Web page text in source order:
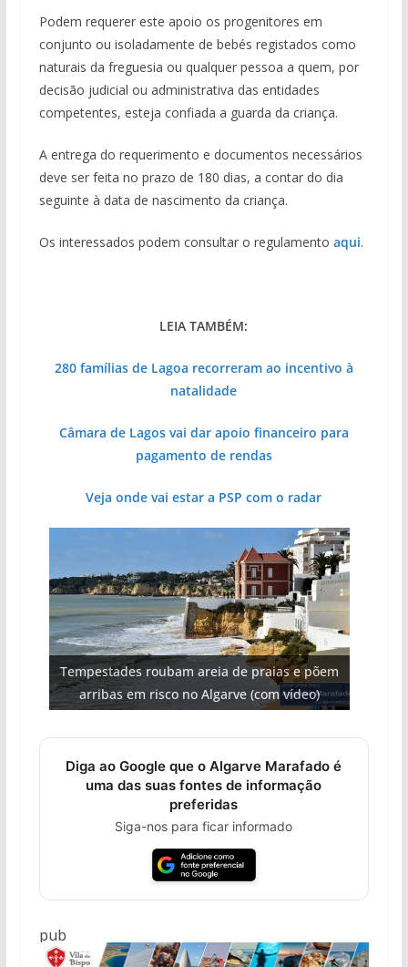
Podem requerer este apoio os progenitores em
conjunto ou isoladamente de bebés registados como
naturais da freguesia ou qualquer pessoa a quem, por
decisão judicial ou administrativa das entidades
competentes, esteja confiada a guarda da criança.
A entrega do requerimento e documentos necessários
deve ser feita no prazo de 180 dias, a contar do dia
seguinte à data de nascimento da criança.
Os interessados podem consultar o regulamento aqui.
LEIA TAMBÉM:
280 famílias de Lagoa recorreram ao incentivo à
natalidade
Câmara de Lagos vai dar apoio financeiro para
pagamento de rendas
Veja onde vai estar a PSP com o radar
Tempestades roubam areia de praias e põem
arribas em risco no Algarve (com vídeo)
Milagre da água. Fontes emblemáticas do
Algarve voltam a ter vida (com vídeo)
Projeto milionário: investimento de 108
milhões de euros na construção de dois
hotéis (com vídeo)
Foto do dia: uma cidade algarvia que cresceu
entre redes e fábricas
Tapas do mar a 3 euros cada. Nova rota
gastronómica nasce no Algarve
Diga ao Google que o Algarve Marafado é
uma das suas fontes de informação
preferidas
Siga-nos para ficar informado
pub